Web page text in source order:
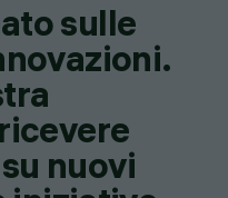
sulle
nuovi